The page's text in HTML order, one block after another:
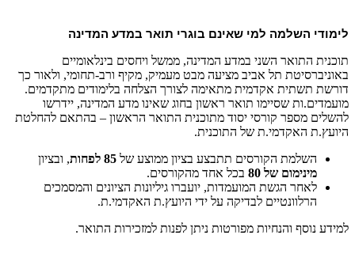
לימודי השלמה למי שאינם בוגרי תואר במדע המדינה
תוכנית התואר השני במדע המדינה, ממשל ויחסים בינלאומיים
באוניברסיטת תל אביב מציעה מבט מעמיק, מקיף ורב-תחומי, ולאור כך
דורשת תשתית אקדמית מתאימה לצורך הצלחה בלימודים מתקדמים.
מועמדים.ות שסיימו תואר ראשון בחוג שאינו מדע המדינה, יידרשו
להשלים מספר קורסי יסוד מתוכנית התואר הראשון – בהתאם להחלטת
היועץ.ת האקדמי.ת של התוכנית.
השלמת הקורסים תתבצע בציון ממוצע של 85 לפחות
, ובציון
מינימום של 80
בכל אחד מהקורסים.
לאחר הגשת המועמדות, יועברו גיליונות הציונים והמסמכים
הרלוונטיים לבדיקה על ידי היועץ.ת האקדמי.ת.
למידע נוסף והנחיות מפורטות ניתן לפנות למזכירות התואר.